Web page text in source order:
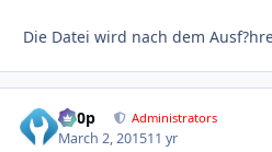
Die Datei wird nach dem
d00p Administrators
March 2, 201511 yr